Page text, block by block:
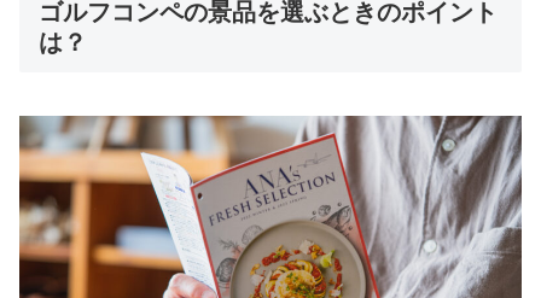
ゴルフコンペの景品を選ぶときのポイント
は？